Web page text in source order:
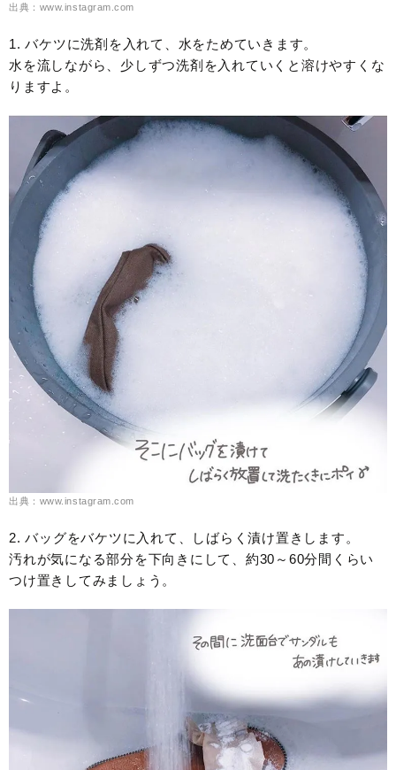
出典：www.instagram.com
1. バケツに洗剤を入れて、水をためていきます。
水を流しながら、少しずつ洗剤を入れていくと溶けやすくな
りますよ。
出典：www.instagram.com
2. バッグをバケツに入れて、しばらく漬け置きします。
汚れが気になる部分を下向きにして、約30～60分間くらい
つけ置きしてみましょう。